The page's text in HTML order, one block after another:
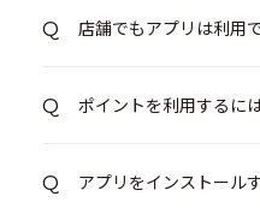
店舗でもアプリは利用
ポイントを利用するに
アプリをインストール